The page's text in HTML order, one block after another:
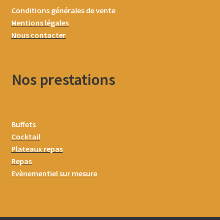
Conditions générales de vente
Mentions légales
Nous contacter
Nos prestations
Buffets
Cocktail
Plateaux repas
Repas
Evènementiel sur mesure